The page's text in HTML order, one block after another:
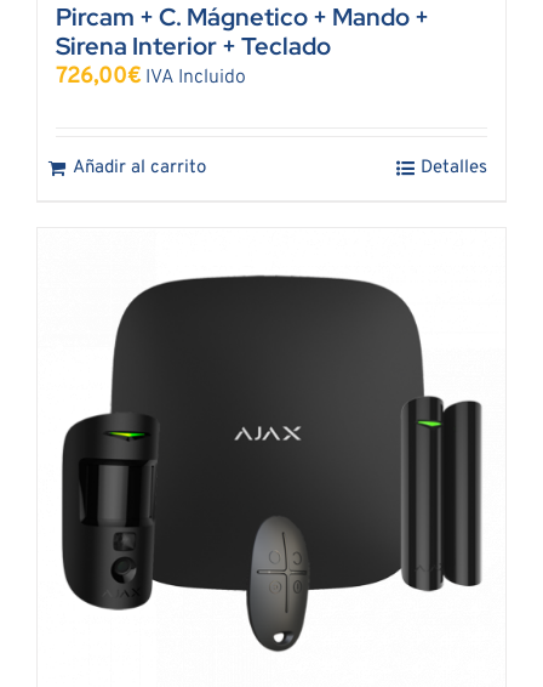
Pircam + C. Mágnetico + Mando +
Sirena Interior + Teclado
726,00€ IVA Incluido
Añadir al carrito Detalles